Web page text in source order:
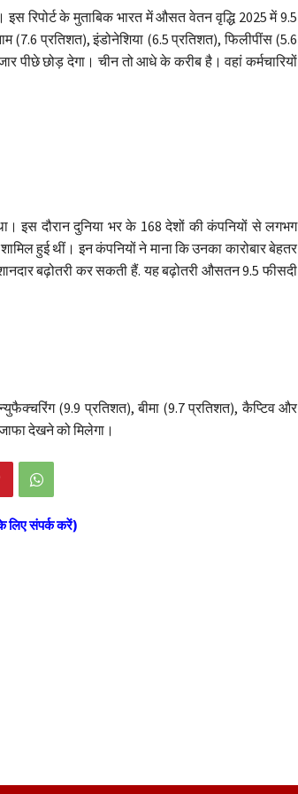
इस रिपोर्ट के मुताबिक भारत में औसत वेतन वृद्धि 2025 में 9.5
(7.6 प्रतिशत), इंडोनेशिया (6.5 प्रतिशत), फिलीपींस (5.6
पीछे छोड़ देगा। चीन तो आधे के करीब है। वहां कर्मचारियों
इस दौरान दुनिया भर के 168 देशों की कंपनियों से लगभग
हुई थीं। इन कंपनियों ने माना कि उनका कारोबार बेहतर
बढ़ोतरी कर सकती हैं. यह बढ़ोतरी औसतन 9.5 फीसदी
(9.9 प्रतिशत), बीमा (9.7 प्रतिशत), कैप्टिव और
देखने को मिलेगा।
के लिए संपर्क करें)